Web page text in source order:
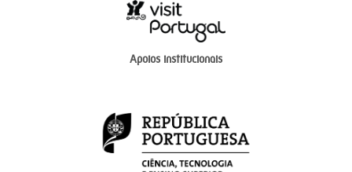
Apoios institucionais